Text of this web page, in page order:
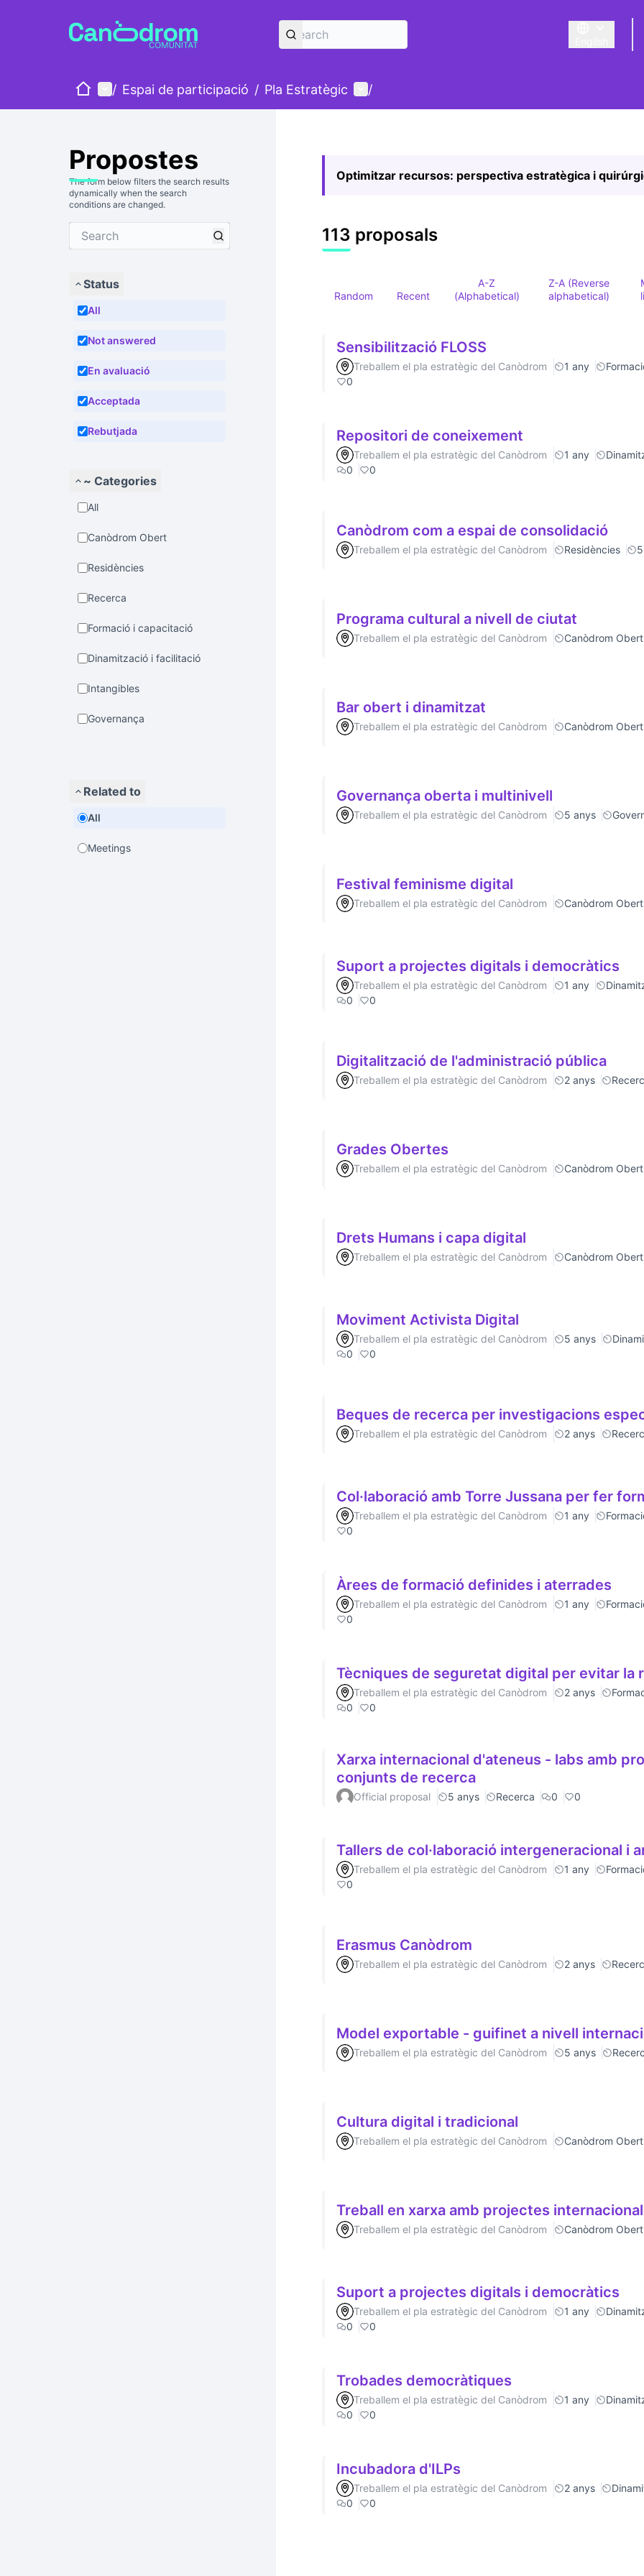
Triar la llengua
HomeMain menu
/ Espai de participació / Pla Estratègic User menu
/
Propostes
The form below filters the search results
dynamically when the search
conditions are changed.
Status
All
Not answered
En avaluació
Acceptada
Rebutjada
~ Categories
All
Canòdrom Obert
Residències
Recerca
Formació i capacitació
Dinamització i facilitació
Intangibles
Governança
Related to
All
Meetings
Optimitzar recursos: perspectiva estratègica i
113 proposals
Random Recent
A-Z
(Alphabetical)
Z-A (Reverse
alphabetical)
Sensibilització FLOSS
Treballem el pla estratègic del Canòdrom 1 any
0
Repositori de coneixement
Treballem el pla estratègic del Canòdrom 1 any
0
0
Canòdrom com a espai de consolidació
Treballem el pla estratègic del Canòdrom Residències
Programa cultural a nivell de ciutat
Treballem el pla estratègic del Canòdrom Canòdrom Obert
Bar obert i dinamitzat
Treballem el pla estratègic del Canòdrom Canòdrom Obert
Governança oberta i multinivell
Treballem el pla estratègic del Canòdrom 5 anys
Festival feminisme digital
Treballem el pla estratègic del Canòdrom Canòdrom Obert
Suport a projectes digitals i democràtics
Treballem el pla estratègic del Canòdrom 1 any
0
0
Digitalització de l'administració pública
Treballem el pla estratègic del Canòdrom 2 anys
Grades Obertes
Treballem el pla estratègic del Canòdrom Canòdrom Obert
Drets Humans i capa digital
Treballem el pla estratègic del Canòdrom Canòdrom Obert
Moviment Activista Digital
Treballem el pla estratègic del Canòdrom 5 anys
0
0
Beques de recerca per investigacions
Treballem el pla estratègic del Canòdrom 2 anys
Col·laboració amb Torre Jussana per fer
Treballem el pla estratègic del Canòdrom 1 any
0
Àrees de formació definides i aterrades
Treballem el pla estratègic del Canòdrom 1 any
0
Tècniques de seguretat digital per evitar la
Treballem el pla estratègic del Canòdrom 2 anys
0
0
Xarxa internacional d'ateneus - labs amb
conjunts de recerca
Official proposal 5 anys Recerca 0 0
Tallers de col·laboració intergeneracional i
Treballem el pla estratègic del Canòdrom 1 any
0
Erasmus Canòdrom
Treballem el pla estratègic del Canòdrom 2 anys
Model exportable - guifinet a nivell
Treballem el pla estratègic del Canòdrom 5 anys
Cultura digital i tradicional
Treballem el pla estratègic del Canòdrom Canòdrom Obert
Treball en xarxa amb projectes
Treballem el pla estratègic del Canòdrom Canòdrom Obert
Suport a projectes digitals i democràtics
Treballem el pla estratègic del Canòdrom 1 any
0
0
Trobades democràtiques
Treballem el pla estratègic del Canòdrom 1 any
0
0
Incubadora d'ILPs
Treballem el pla estratègic del Canòdrom 2 anys
0
0